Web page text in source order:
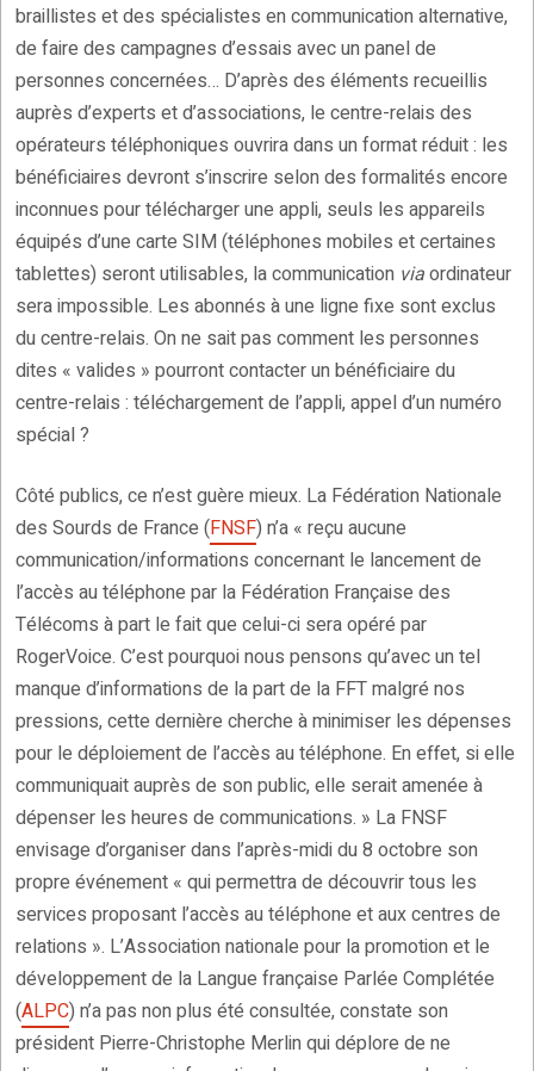
braillistes et des spécialistes en communication alternative,
de faire des campagnes d’essais avec un panel de
personnes concernées… D’après des éléments recueillis
auprès d’experts et d’associations, le centre-relais des
opérateurs téléphoniques ouvrira dans un format réduit : les
bénéficiaires devront s’inscrire selon des formalités encore
inconnues pour télécharger une appli, seuls les appareils
équipés d’une carte SIM (téléphones mobiles et certaines
tablettes) seront utilisables, la communication viaordinateur
sera impossible. Les abonnés à une ligne fixe sont exclus
du centre-relais. On ne sait pas comment les personnes
dites « valides » pourront contacter un bénéficiaire du
centre-relais : téléchargement de l’appli, appel d’un numéro
spécial ?
Côté publics, ce n’est guère mieux. La Fédération Nationale
des Sourds de France (FNSF) n’a « reçu aucune
communication/informations concernant le lancement de
l’accès au téléphone par la Fédération Française des
Télécoms à part le fait que celui-ci sera opéré par
RogerVoice. C’est pourquoi nous pensons qu’avec un tel
manque d’informations de la part de la FFT malgré nos
pressions, cette dernière cherche à minimiser les dépenses
pour le déploiement de l’accès au téléphone. En effet, si elle
communiquait auprès de son public, elle serait amenée à
dépenser les heures de communications. » La FNSF
envisage d’organiser dans l’après-midi du 8 octobre son
propre événement « qui permettra de découvrir tous les
services proposant l’accès au téléphone et aux centres de
relations ». L’Association nationale pour la promotion et le
développement de la Langue française Parlée Complétée
(ALPC) n’a pas non plus été consultée, constate son
président Pierre-Christophe Merlin qui déplore de ne